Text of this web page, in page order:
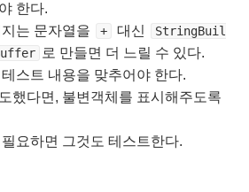
한다.
는 문자열을
+ 대신
StringBuil
로 만들면 더 느릴 수 있다.
스트 내용을 맞추어야 한다.
했다면, 불변객체를 표시해주도록
요하면 그것도 테스트한다.